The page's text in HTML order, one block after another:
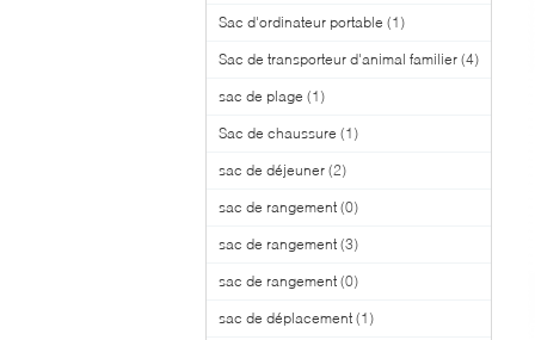
Sac d'ordinateur portable (1)
Sac de transporteur d'animal familier (4)
sac de plage (1)
Sac de chaussure (1)
sac de déjeuner (2)
sac de rangement (0)
sac de rangement (3)
sac de rangement (0)
sac de déplacement (1)